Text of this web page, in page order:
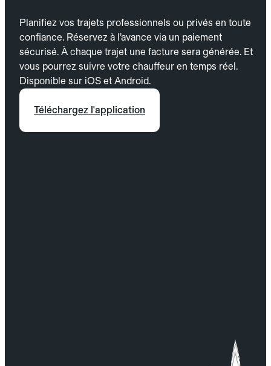
Planifiez vos trajets professionnels ou privés en toute
confiance. Réservez à l’avance via un paiement
sécurisé. À chaque trajet une facture sera générée. Et
vous pourrez suivre votre chauffeur en temps réel.
Disponible sur iOS et Android.
Téléchargez l'application